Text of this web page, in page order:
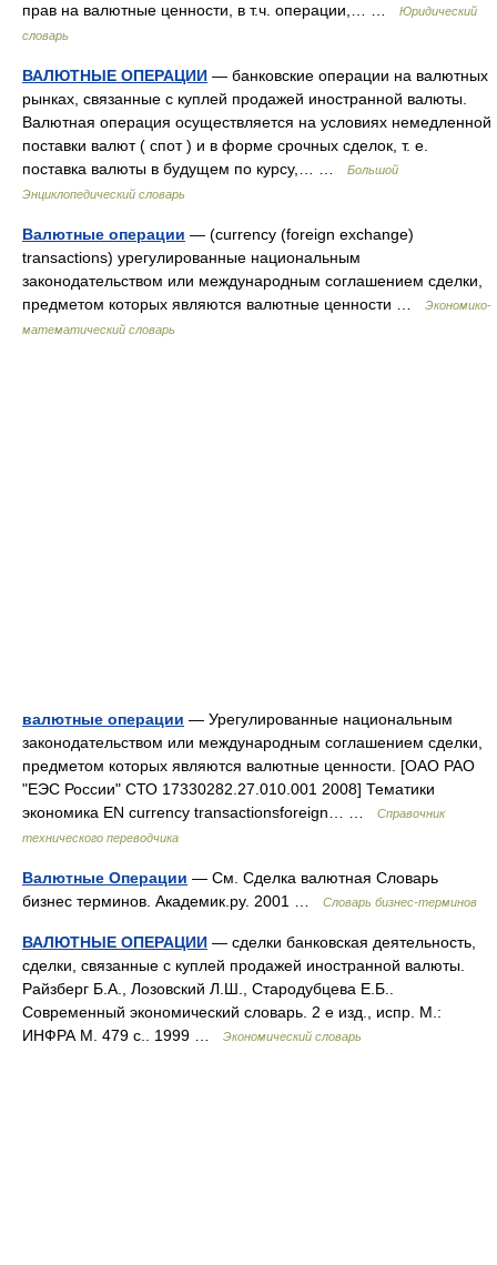
прав на валютные ценности, в т.ч. операции,… …
Юридический
словарь
ВАЛЮТНЫЕ ОПЕРАЦИИ — банковские операции на валютных
рынках, связанные с куплей продажей иностранной валюты.
Валютная операция осуществляется на условиях немедленной
поставки валют ( спот ) и в форме срочных сделок, т. е.
поставка валюты в будущем по курсу,… …
Большой
Энциклопедический словарь
Валютные операции — (currency (foreign exchange)
transactions) урегулированные национальным
законодательством или международным соглашением сделки,
предметом которых являются валютные ценности …
Экономико-
математический словарь
валютные операции — Урегулированные национальным
законодательством или международным соглашением сделки,
предметом которых являются валютные ценности. [ОАО РАО
"ЕЭС России" СТО 17330282.27.010.001 2008] Тематики
экономика EN currency transactionsforeign… …
Справочник
технического переводчика
Валютные Операции — См. Сделка валютная Словарь
бизнес терминов. Академик.ру. 2001 …
Словарь бизнес-терминов
ВАЛЮТНЫЕ ОПЕРАЦИИ — сделки банковская деятельность,
сделки, связанные с куплей продажей иностранной валюты.
Райзберг Б.А., Лозовский Л.Ш., Стародубцева Е.Б..
Современный экономический словарь. 2 е изд., испр. М.:
ИНФРА М. 479 с.. 1999 …
Экономический словарь